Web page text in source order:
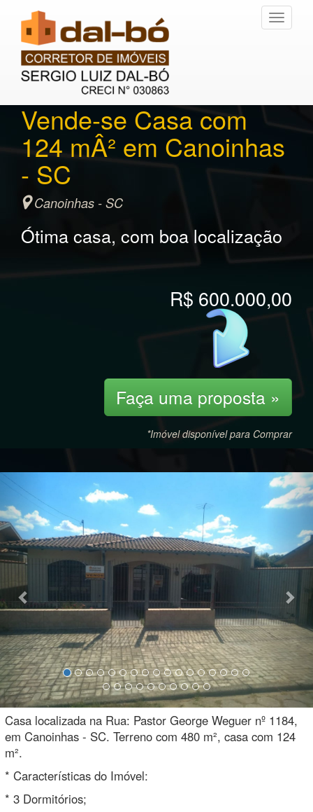
Toggle
Vende-se Casa com
124 mÂ² em Canoinhas
- SC
Canoinhas - SC
Ótima casa, com boa localização
R$ 600.000,00
Faça uma proposta »
*Imóvel disponível para Comprar
Casa localizada na Rua: Pastor George Weguer nº 1184,
em Canoinhas - SC. Terreno com 480 m², casa com 124
m².
* Características do Imóvel:
* 3 Dormitórios;